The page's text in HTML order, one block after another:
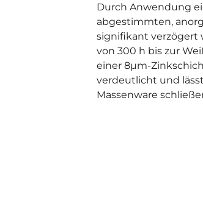
Durch Anwendung
abgestimmten,
signifikant verzögert
von 300 h bis zur
einer 8µm-
verdeutlicht und
Massenware